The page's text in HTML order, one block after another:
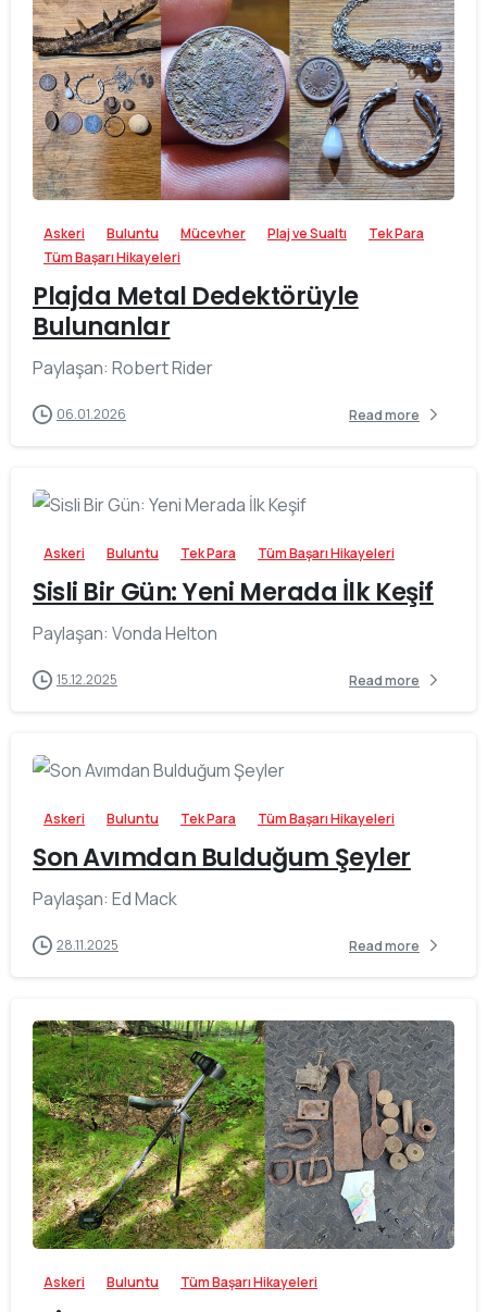
-
Askeri Buluntu Mücevher Plaj ve Sualtı
Tek Para
Tüm Başarı Hikayeleri
Plajda Metal Dedektörüyle
Bulunanlar
Paylaşan: Robert Rider
06.01.2026 Read more
Askeri Buluntu Tek Para Tüm Başarı Hikayeleri
Sisli Bir Gün: Yeni Merada İlk Keşif
Paylaşan: Vonda Helton
15.12.2025 Read more
Askeri Buluntu Tek Para Tüm Başarı Hikayeleri
Son Avımdan Bulduğum Şeyler
Paylaşan: Ed Mack
28.11.2025 Read more
-
Askeri Buluntu Tüm Başarı Hikayeleri